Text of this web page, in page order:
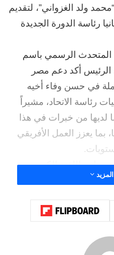
ولد الغزواني”، لتقديم
رئاسة الدورة الجديدة
المتحدث الرسمي باسم
الرئيس أكد دعم مصر
في حسن وفاء أخيه
رئاسة الاتحاد، مشيراً
لديها من خبرات في هذا
بما يعزز العمل الأفريقي
اللفتة الكريمة من
حرص بلاده على التنسيق
تناول العلاقات
مع تطلعات ومصالح